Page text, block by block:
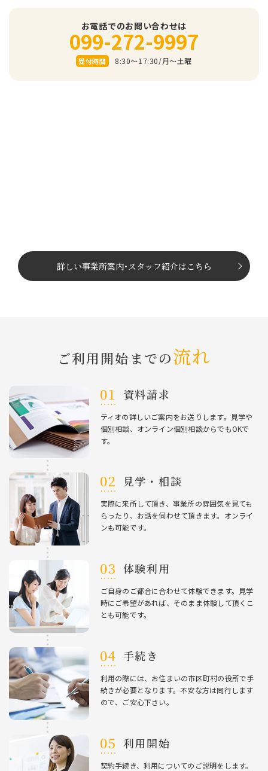
お電話でのお問い合わせは
099-272-9997
受付時間 8:30～17:30/⽉〜⼟曜
詳しい事業所案内･ スタッフ紹介はこちら
ご利⽤開始までの流れ
資料請求
ティオの詳しいご案内をお送りします。⾒学や
個別相談、オンライン個別相談からでもOKで
す。
⾒学・相談
実際に来所して頂き、事業所の雰囲気を⾒ても
らったり、お話を伺わせて頂きます。オンライ
ンも可能です。
体験利⽤
ご⾃⾝のご都合に合わせて体験できます。⾒学
時にご希望があれば、そのまま体験して頂くこ
とも可能です。
⼿続き
利⽤の際には、お住まいの市区町村の役所で⼿
続きが必要となります。不安な⽅は同⾏します
ので、ご安⼼下さい。
利⽤開始
契約⼿続き、利⽤についてのご説明をします。